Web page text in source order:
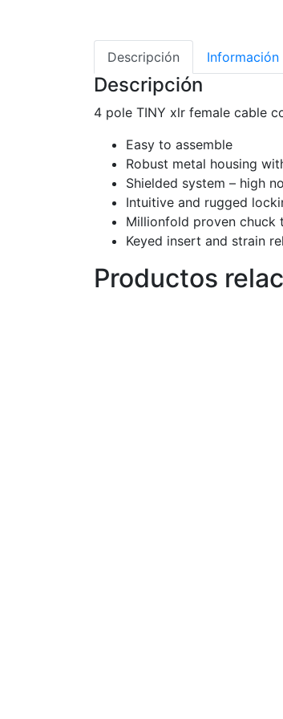
Descripción Información
Descripción
4 pole TINY xlr female cable
Easy to assemble
Robust metal housing
Shielded system – high
Intuitive and rugged
Millionfold proven chuck
Keyed insert and strain
Productos